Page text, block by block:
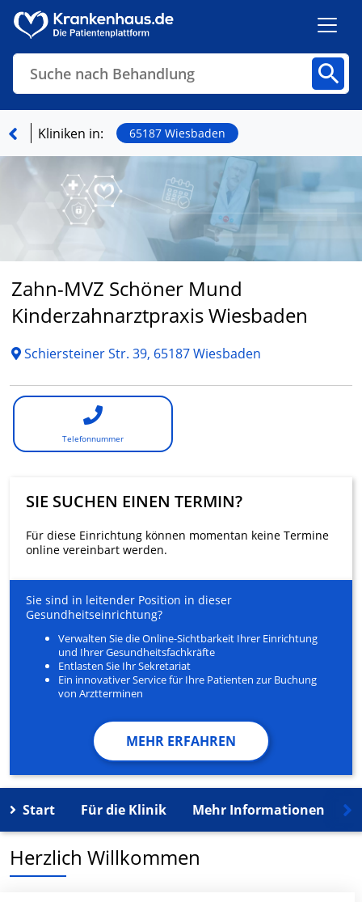
Suche nach Behandlung
Finden
Kliniken in: 65187 Wiesbaden
Zahn-MVZ Schöner Mund
Kinderzahnarztpraxis Wiesbaden
Schiersteiner Str. 39, 65187 Wiesbaden
Telefonnummer
SIE SUCHEN EINEN TERMIN?
Für diese Einrichtung können momentan keine Termine
online vereinbart werden.
Sie sind in leitender Position in dieser
Gesundheitseinrichtung?
Verwalten Sie die Online-Sichtbarkeit Ihrer Einrichtung
und Ihrer Gesundheitsfachkräfte
Entlasten Sie Ihr Sekretariat
Ein innovativer Service für Ihre Patienten zur Buchung
von Arztterminen
MEHR ERFAHREN
Start Für die Klinik Mehr Informationen
Herzlich Willkommen